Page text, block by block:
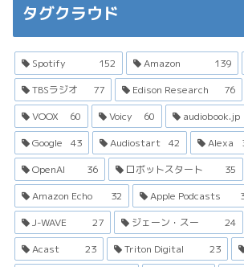
タグクラウド
Spotify 152 Amazon 139
TBSラジオ
77 Edison Research 76
VOOX
60 Voicy 60 audiobook.jp
Google
43 Audiostart 42 Alexa
OpenAI
36 ロボットスタート 35
Amazon Echo
32 Apple Podcasts
J-WAVE
27 ジェーン・スー 24
Acast
23 Triton Digital 23